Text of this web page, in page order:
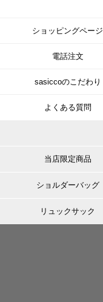
ショッピングページ
電話注文
sasiccoのこだわり
よくある質問
当店限定商品
ショルダーバッグ
リュックサック